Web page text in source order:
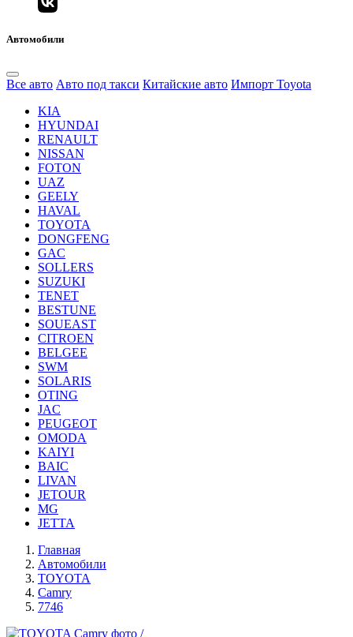
Автомобили
Все авто Авто под такси Китайские авто Импорт Toyota
KIA
HYUNDAI
RENAULT
NISSAN
FOTON
UAZ
GEELY
HAVAL
TOYOTA
DONGFENG
GAC
SOLLERS
SUZUKI
TENET
BESTUNE
SOUEAST
CITROEN
BELGEE
SWM
SOLARIS
OTING
JAC
PEUGEOT
OMODA
KAIYI
BAIC
LIVAN
JETOUR
MG
JETTA
Главная
Автомобили
TOYOTA
Camry
7746